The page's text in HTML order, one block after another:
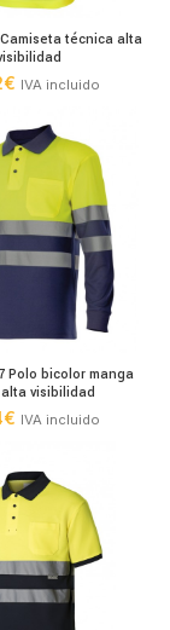
Camiseta técnica alta
€ IVA incluido
Polo bicolor manga
visibilidad
€ IVA incluido